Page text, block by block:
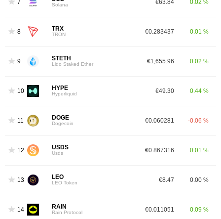
7 Solana €63.84 0.02 %
8 TRX
TRON €0.283437 0.01 %
9 STETH
Lido Staked Ether €1,655.96 0.02 %
10 HYPE
Hyperliquid €49.30 0.44 %
11 DOGE
Dogecoin €0.060281 -0.06 %
12 USDS
Usds €0.867316 0.01 %
13 LEO
LEO Token €8.47 0.00 %
14 RAIN
Rain Protocol €0.011051 0.09 %